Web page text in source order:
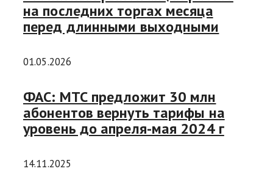
на последних торгах месяца
перед длинными выходными
01.05.2026
ФАС: МТС предложит 30 млн
абонентов вернуть тарифы на
уровень до апреля-мая 2024 г
14.11.2025